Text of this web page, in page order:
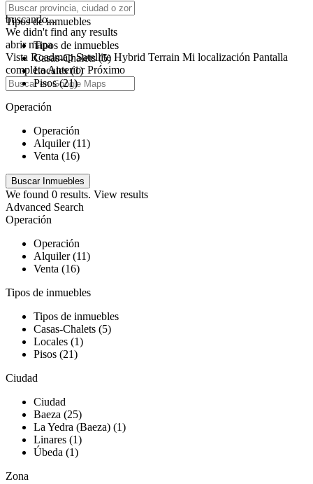
click to enable zoom
buscando...
We didn't find any results
abrir mapa
Vista Roadmap Satellite Hybrid Terrain Mi localización Pantalla
completaAnterior Próximo
Tipos de inmuebles
Tipos de inmuebles
Casas-Chalets (5)
Locales (1)
Pisos (21)
Operación
Operación
Alquiler (11)
Venta (16)
We found 0 results. View results
Advanced Search
Operación
Operación
Alquiler (11)
Venta (16)
Tipos de inmuebles
Tipos de inmuebles
Casas-Chalets (5)
Locales (1)
Pisos (21)
Ciudad
Ciudad
Baeza (25)
La Yedra (Baeza) (1)
Linares (1)
Úbeda (1)
Zona